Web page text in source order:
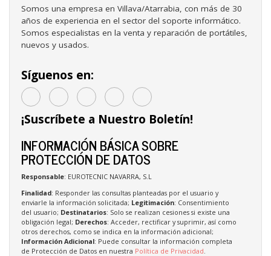
Somos una empresa en Villava/Atarrabia, con más de 30
años de experiencia en el sector del soporte informático.
Somos especialistas en la venta y reparación de portátiles,
nuevos y usados.
Síguenos en:
¡Suscríbete a Nuestro Boletín!
INFORMACIÓN BÁSICA SOBRE
PROTECCIÓN DE DATOS
Responsable: EUROTECNIC NAVARRA, S.L
Finalidad: Responder las consultas planteadas por el usuario y
enviarle la información solicitada; Legitimación: Consentimiento
del usuario; Destinatarios: Solo se realizan cesiones si existe una
obligación legal; Derechos: Acceder, rectificar y suprimir, así como
otros derechos, como se indica en la información adicional;
Información Adicional: Puede consultar la información completa
de Protección de Datos en nuestra Política de Privacidad